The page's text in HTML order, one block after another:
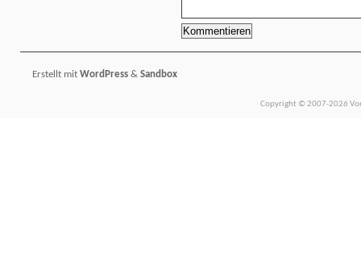
Erstellt mit WordPress & Sandbox
Copyright © 2007-2026